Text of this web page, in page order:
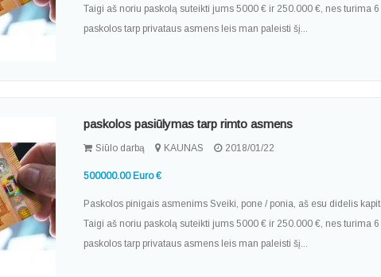
Taigi aš noriu paskolą suteikti jums 5000 € ir 250.000 €, nes turima
paskolos tarp privataus asmens leis man paleisti šį...
paskolos pasiūlymas tarp rimto asmens
Siūlo darbą KAUNAS 2018/01/22
500000.00 Euro €
Paskolos pinigais asmenims Sveiki, pone / ponia, aš esu didelis
Taigi aš noriu paskolą suteikti jums 5000 € ir 250.000 €, nes turima
paskolos tarp privataus asmens leis man paleisti šį...